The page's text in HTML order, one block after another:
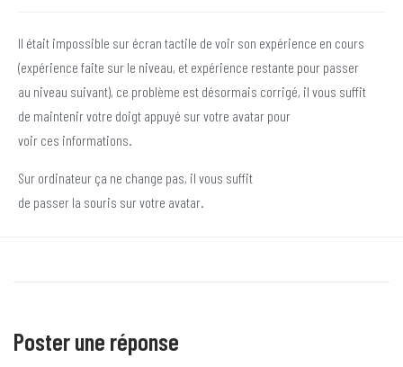
Il était impossible sur écran tactile de voir son expérience en cours
(expérience faite sur le niveau, et expérience restante pour passer
au niveau suivant), ce problème est désormais corrigé, il vous suffit
de maintenir votre doigt appuyé sur votre avatar pour
voir ces informations.
Sur ordinateur ça ne change pas, il vous suffit
de passer la souris sur votre avatar.
Poster une réponse